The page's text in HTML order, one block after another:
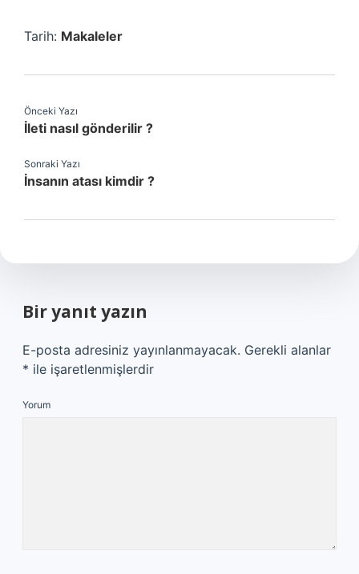
Tarih: Makaleler
Önceki Yazı
İleti nasıl gönderilir ?
Sonraki Yazı
İnsanın atası kimdir ?
Bir yanıt yazın
E-posta adresiniz yayınlanmayacak. Gerekli alanlar
* ile işaretlenmişlerdir
Yorum